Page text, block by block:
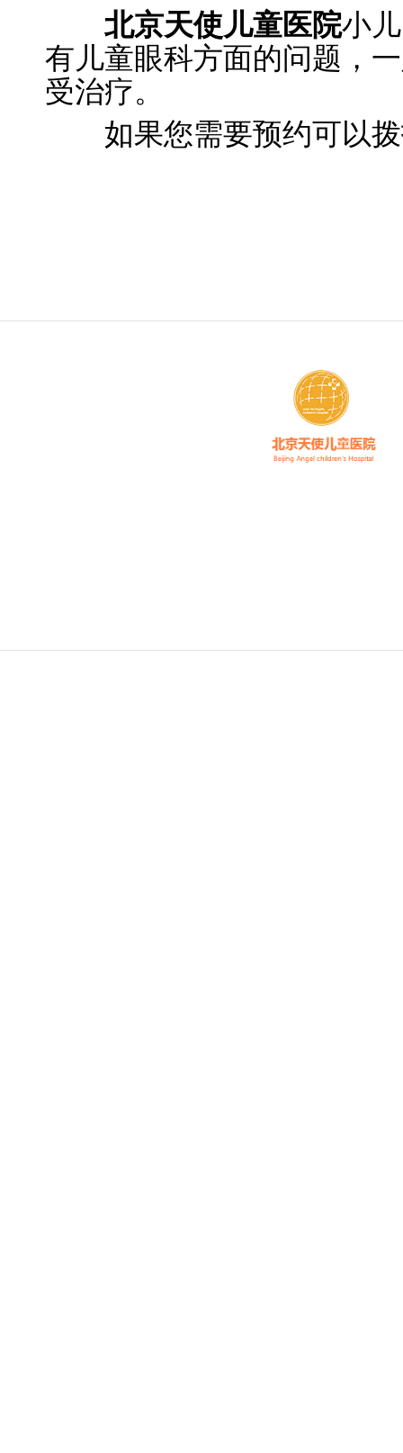
北京天使儿童医院小
有儿童眼科方面的问题，
受治疗。
如果您需要预约可以拨